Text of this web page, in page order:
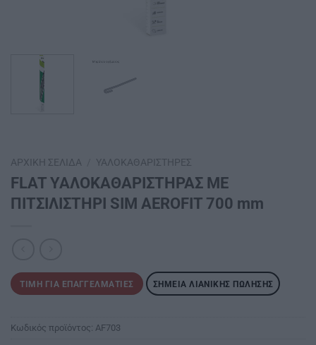
ΑΡΧΙΚΉ ΣΕΛΊΔΑ ΥΑΛΟΚΑΘΑΡΙΣΤΉΡΕΣ
FLAT ΥΑΛΟΚΑΘΑΡΙΣΤΗΡΑΣ ΜΕ
ΠΙΤΣΙΛΙΣΤΗΡΙ SIM AEROFIT 700 mm
ΤΙΜΉ ΓΙΑ ΕΠΑΓΓΕΛΜΑΤΊΕΣ ΣΗΜΕΊΑ ΛΙΑΝΙΚΉΣ ΠΏΛΗΣΗΣ
Κωδικός προϊόντος: AF703